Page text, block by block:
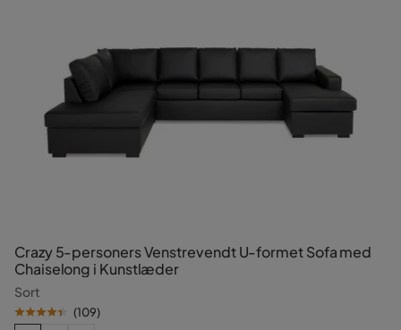
Crazy 5-personers Venstrevendt U-formet Sofa med
Chaiselong i Kunstlæder
Sort
(109)